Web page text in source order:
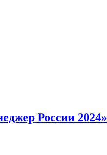
России 2024»